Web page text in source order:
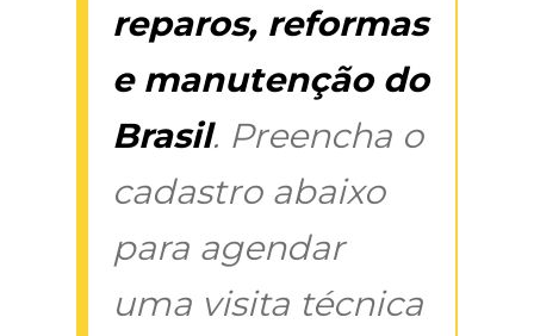
reparos, reformas
e manutenção do
Brasil. Preencha o
cadastro abaixo
para agendar
uma visita técnica